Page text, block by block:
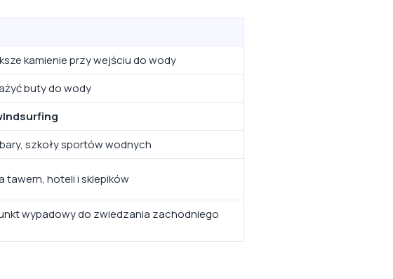
kamienie przy wejściu do wody
buty do wody
szkoły sportów wodnych
tawern, hoteli i sklepików
wypadowy do zwiedzania zachodniego